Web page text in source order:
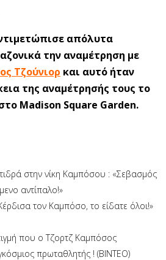
απόλυτα
την αναμέτρηση με
Τζούνιορ και αυτό ήταν
της αναμέτρησής τους το
Madison Square Garden.
στην νίκη Καμπόσου : «Σεβασμός
αντίπαλο!»
τον Καμπόσο, το είδατε όλοι!»
που ο Τζορτζ Καμπόσος
πρωταθλητής ! (ΒΙΝΤΕΟ)